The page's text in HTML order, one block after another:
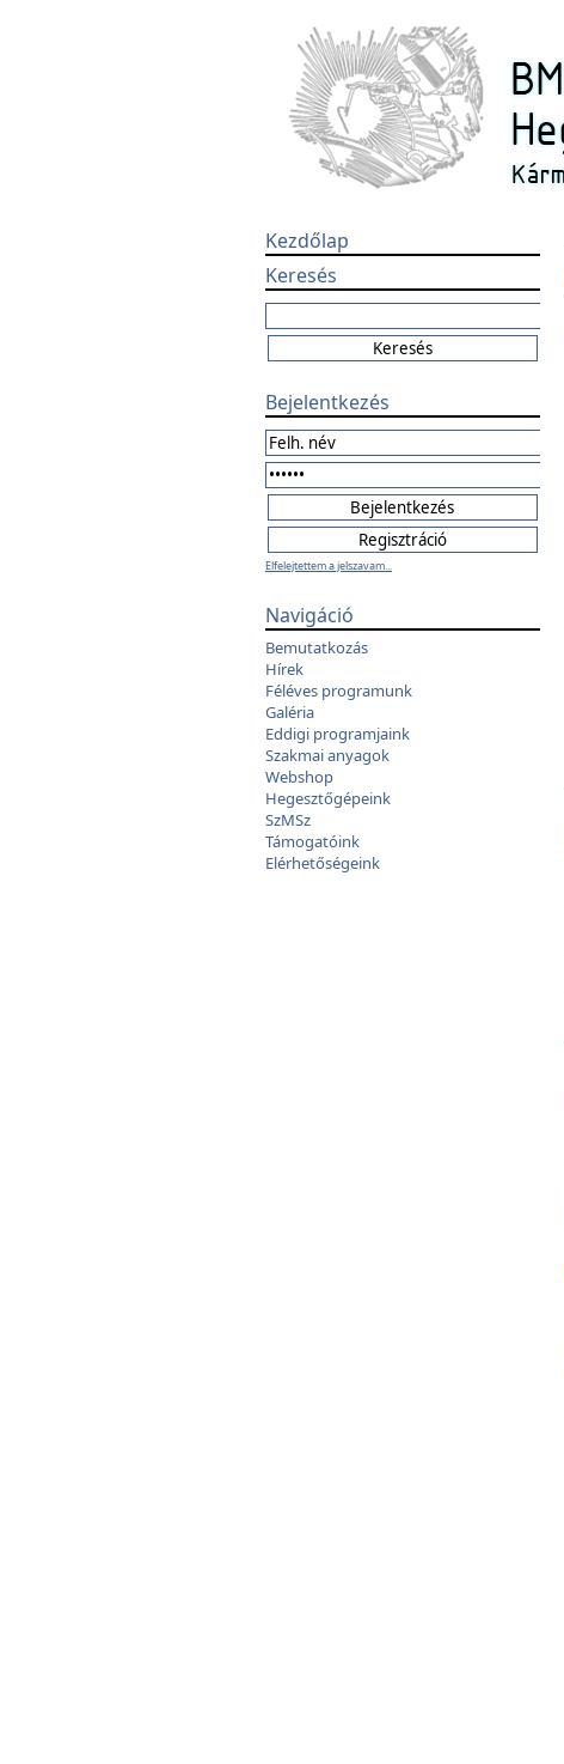
Kezdőlap
Keresés
Bejelentkezés
Elfelejtettem a jelszavam...
Navigáció
Bemutatkozás
Hírek
Féléves programunk
Galéria
Eddigi programjaink
Szakmai anyagok
Webshop
Hegesztőgépeink
SzMSz
Támogatóink
Elérhetőségeink